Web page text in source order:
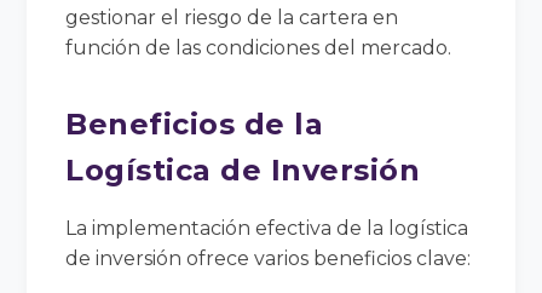
gestionar el riesgo de la cartera en
función de las condiciones del mercado.
Beneficios de la
Logística de Inversión
La implementación efectiva de la logística
de inversión ofrece varios beneficios clave: